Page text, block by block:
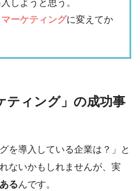
しようと思う。
ーケティングに変えてか
ティング」の成功事
を導入している企業は？」と
ないかもしれませんが、実
るんです。